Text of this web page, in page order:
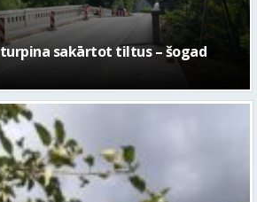
laikmetīgās kultūras centram